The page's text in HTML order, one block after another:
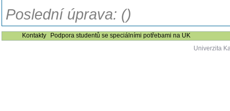
Poslední úprava: ()
Kontakty
Podpora studentů se speciálními potřebami na UK
Univerzita